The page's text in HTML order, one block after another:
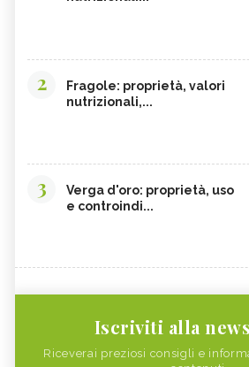
2
Fragole: proprietà, valori
nutrizionali,...
3
Verga d'oro: proprietà, uso
e controindi...
Iscriviti alla
Riceverai preziosi consigli e